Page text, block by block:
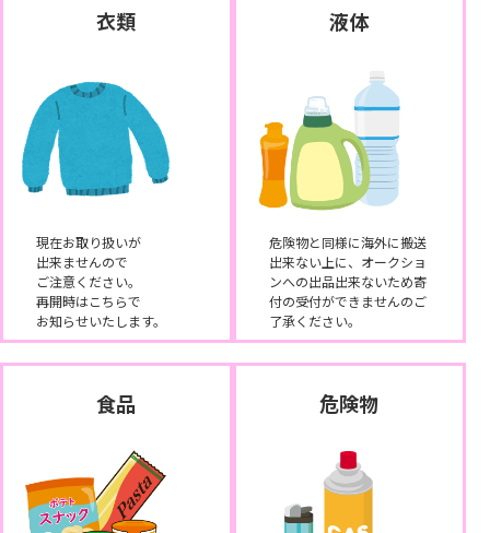
衣類
現在お取り扱いが
出来ませんので
ご注意ください。
再開時はこちらで
お知らせいたします。
液体
危険物と同様に海外に搬送
出来ない上に、オークショ
ンへの出品出来ないため寄
付の受付ができませんのご
了承ください。
食品 危険物